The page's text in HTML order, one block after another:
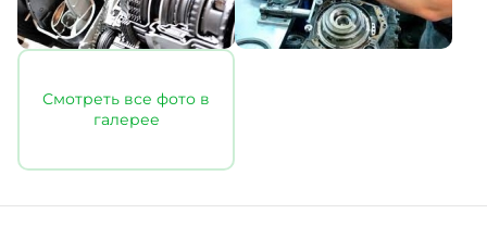
Смотреть все фото в
галерее